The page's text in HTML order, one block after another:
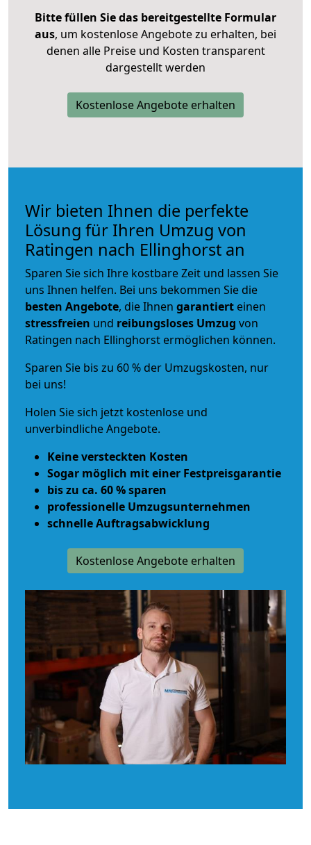
Bitte füllen Sie das bereitgestellte Formular
aus, um kostenlose Angebote zu erhalten, bei
denen alle Preise und Kosten transparent
dargestellt werden
Kostenlose Angebote erhalten
Wir bieten Ihnen die perfekte
Lösung für Ihren Umzug von
Ratingen nach Ellinghorst an
Sparen Sie sich Ihre kostbare Zeit und lassen Sie
uns Ihnen helfen. Bei uns bekommen Sie die
besten Angebote, die Ihnen garantiert einen
stressfreien und reibungsloses Umzug von
Ratingen nach Ellinghorst ermöglichen können.
Sparen Sie bis zu 60 % der Umzugskosten, nur
bei uns!
Holen Sie sich jetzt kostenlose und
unverbindliche Angebote.
Keine versteckten Kosten
Sogar möglich mit einer Festpreisgarantie
bis zu ca. 60 % sparen
professionelle Umzugsunternehmen
schnelle Auftragsabwicklung
Kostenlose Angebote erhalten